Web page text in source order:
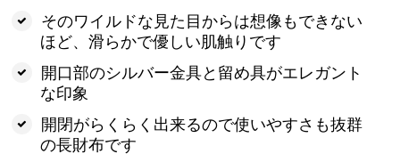
そのワイルドな見た目からは想像もできない
ほど、滑らかで優しい肌触りです
開口部のシルバー金具と留め具がエレガント
な印象
開閉がらくらく出来るので使いやすさも抜群
の長財布です